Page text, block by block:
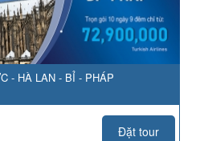
- HÀ LAN - BỈ - PHÁP
Đặt tour